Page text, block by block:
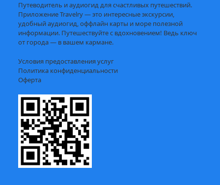
Путеводитель и аудиогид для счастливых путешествий.
Приложение Travelry — это интересные экскурсии,
удобный аудиогид, оффлайн карты и море полезной
информации. Путешествуйте с вдохновением! Ведь ключ
от города — в вашем кармане.
Условия предоставления услуг
Политика конфиденциальности
Оферта